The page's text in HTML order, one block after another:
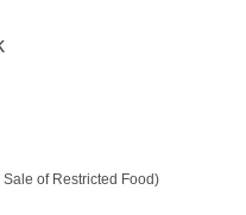
of Restricted Food)